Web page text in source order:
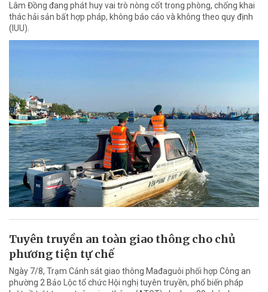
Lâm Đồng đang phát huy vai trò nòng cốt trong phòng, chống khai
thác hải sản bất hợp pháp, không báo cáo và không theo quy định
(IUU).
Tuyên truyền an toàn giao thông cho chủ
phương tiện tự chế
Ngày 7/8, Trạm Cảnh sát giao thông Mađaguôi phối hợp Công an
phường 2 Bảo Lộc tổ chức Hội nghị tuyên truyền, phổ biến pháp